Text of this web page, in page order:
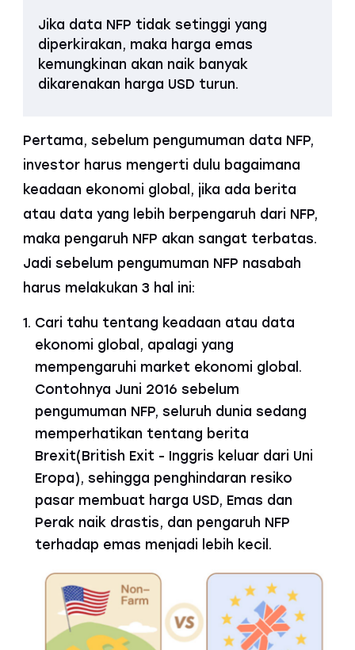
Jika data NFP tidak setinggi yang
diperkirakan, maka harga emas
kemungkinan akan naik banyak
dikarenakan harga USD turun.
Pertama, sebelum pengumuman data NFP,
investor harus mengerti dulu bagaimana
keadaan ekonomi global, jika ada berita
atau data yang lebih berpengaruh dari NFP,
maka pengaruh NFP akan sangat terbatas.
Jadi sebelum pengumuman NFP nasabah
harus melakukan 3 hal ini:
Cari tahu tentang keadaan atau data
ekonomi global, apalagi yang
mempengaruhi market ekonomi global.
Contohnya Juni 2016 sebelum
pengumuman NFP, seluruh dunia sedang
memperhatikan tentang berita
Brexit(British Exit - Inggris keluar dari Uni
Eropa), sehingga penghindaran resiko
pasar membuat harga USD, Emas dan
Perak naik drastis, dan pengaruh NFP
terhadap emas menjadi lebih kecil.